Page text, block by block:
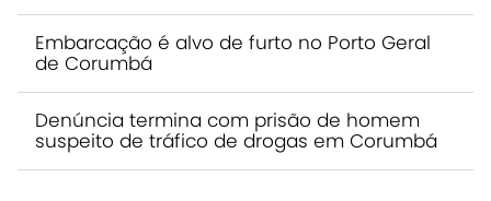
Embarcação é alvo de furto no Porto Geral
de Corumbá
Denúncia termina com prisão de homem
suspeito de tráfico de drogas em Corumbá